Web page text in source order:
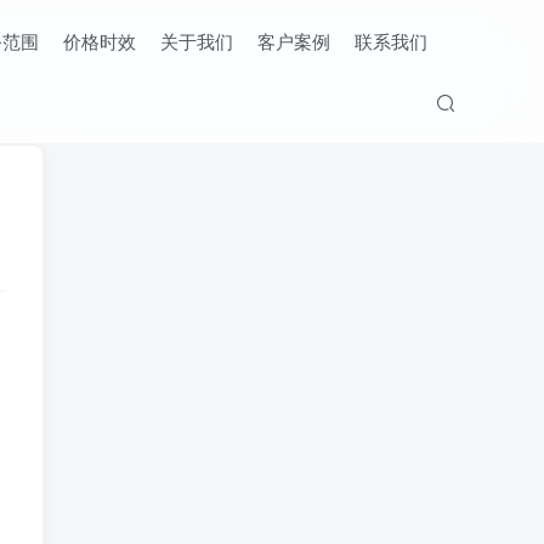
围 价格时效 关于我们 客户案例 联系我们